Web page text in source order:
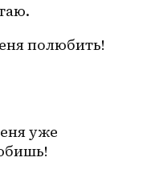
полюбить!
уже